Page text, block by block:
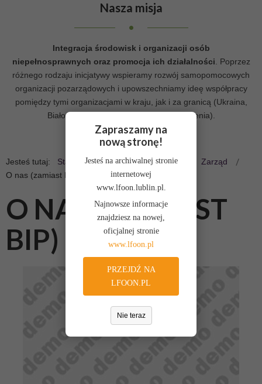
Nasza misja
Integracja środowisk i organizacji osób
niepełnosprawnych oraz promocja ich działalności . Poprzez
różnego rodzaju inicjatywy wspieramy rozwój samopomocowych
organizacji pozarządowych i upowszechniamy ideę współpracy
pomiędzy tymi organizacjami w kraju, jak i za granicą (Ukraina,
Białoruś, Francja, Wielka Brytania, Słowenia).
Misja LFOON-SW
Jesteś tutaj: Start O nas Organizacja
Zarząd
O nas (zamiast BIP)
O NAS (ZAMIAST
BIP)
Zapraszamy na
nową stronę!
Jesteś na archiwalnej stronie
internetowej
www.lfoon.lublin.pl.
Najnowsze informacje
znajdziesz na nowej,
oficjalnej stronie
www.lfoon.pl
PRZEJDŹ NA
LFOON.PL
Nie teraz